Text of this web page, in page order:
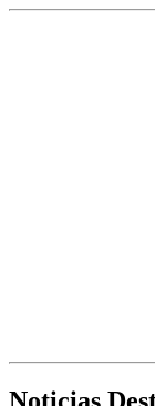
Noticias